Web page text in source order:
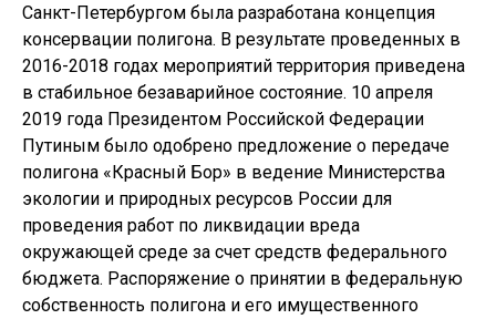
Санкт-Петербургом была разработана концепция
консервации полигона. В результате проведенных в
2016-2018 годах мероприятий территория приведена
в стабильное безаварийное состояние. 10 апреля
2019 года Президентом Российской Федерации
Путиным было одобрено предложение о передаче
полигона «Красный Бор» в ведение Министерства
экологии и природных ресурсов России для
проведения работ по ликвидации вреда
окружающей среде за счет средств федерального
бюджета. Распоряжение о принятии в федеральную
собственность полигона и его имущественного